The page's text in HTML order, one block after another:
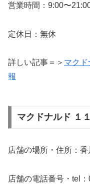
営業時間：9:00〜
定休日：無休
詳しい記事＝＞ マク
報
マクドナルド １
店舗の場所・住所：
店舗の電話番号・tel